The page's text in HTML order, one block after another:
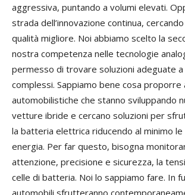
aggressiva, puntando a volumi elevati.
strada dell’innovazione continua,
qualità migliore. Noi abbiamo scelto la
nostra competenza nelle tecnologie
permesso di trovare soluzioni adeguate
complessi. Sappiamo bene cosa proporre
automobilistiche che stanno sviluppando
vetture ibride e cercano soluzioni per
la batteria elettrica riducendo al minimo
energia. Per far questo, bisogna
attenzione, precisione e sicurezza, la
celle di batteria. Noi lo sappiamo fare. In
automobili sfrutteranno